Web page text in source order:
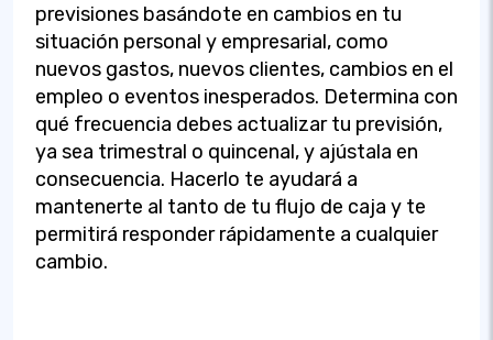
previsiones basándote en cambios en tu
situación personal y empresarial, como
nuevos gastos, nuevos clientes, cambios en el
empleo o eventos inesperados. Determina con
qué frecuencia debes actualizar tu previsión,
ya sea trimestral o quincenal, y ajústala en
consecuencia. Hacerlo te ayudará a
mantenerte al tanto de tu flujo de caja y te
permitirá responder rápidamente a cualquier
cambio.